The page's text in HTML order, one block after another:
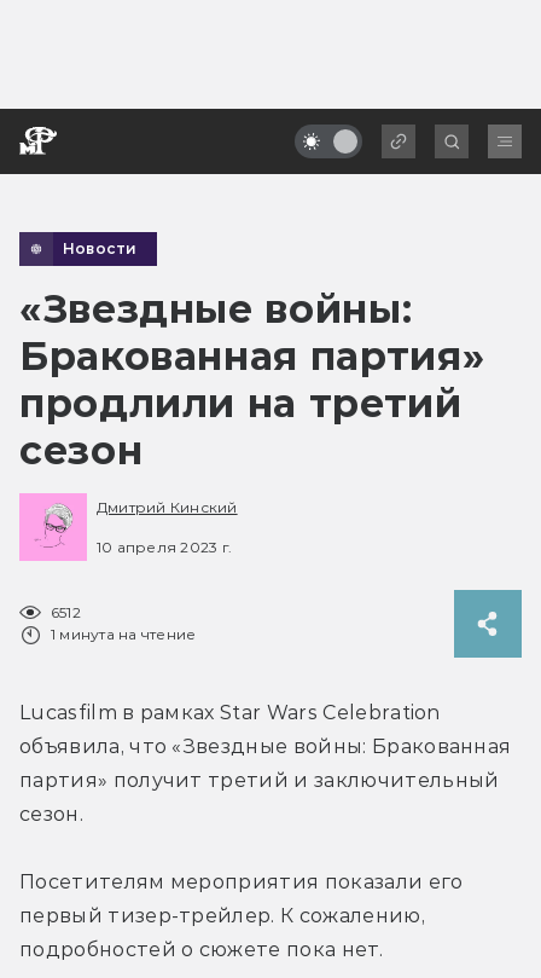
Новости
«Звездные войны:
Бракованная партия»
продлили на третий
сезон
Дмитрий Кинский
10 апреля 2023 г.
6512
1 минута на чтение
Lucasfilm в рамках Star Wars Celebration
объявила, что «Звездные войны: Бракованная
партия» получит третий и заключительный
сезон.
Посетителям мероприятия показали его
первый тизер-трейлер. К сожалению,
подробностей о сюжете пока нет.